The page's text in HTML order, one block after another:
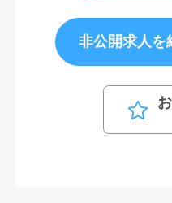
非公開求人を